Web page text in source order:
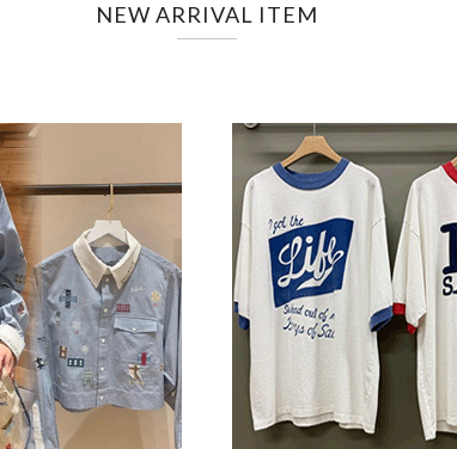
NEW ARRIVAL ITEM